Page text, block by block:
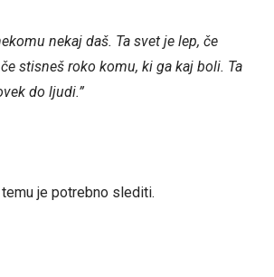
nekaj daš. Ta svet je lep, če
stisneš roko komu, ki ga kaj boli. Ta
do ljudi.”
je potrebno slediti.